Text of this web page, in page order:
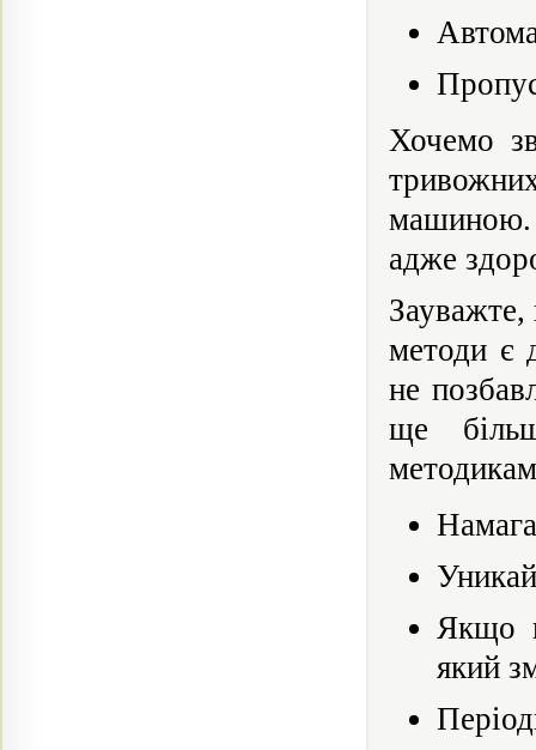
Хочемо
машиною.
адже
Зауважте,
методи є
не
ще
Якщо
який